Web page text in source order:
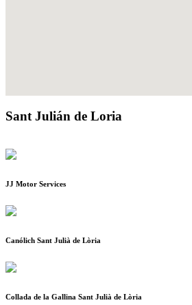
Sant Julián de Loria
JJ Motor Services
Canólich Sant Julià de Lòria
Collada de la Gallina Sant Julià de Lòria